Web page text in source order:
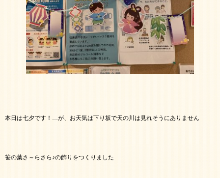
本日は七夕です！…が、お天気は下り坂で天の川は見れそうにありません
笹の葉さ～らさら♪の飾りをつくりました